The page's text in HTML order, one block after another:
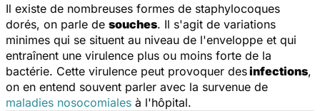
Il existe de nombreuses formes de staphylocoques
dorés, on parle de souches. Il s'agit de variations
minimes qui se situent au niveau de l'enveloppe et qui
entraînent une virulence plus ou moins forte de la
bactérie. Cette virulence peut provoquer desinfections,
on en entend souvent parler avec la survenue de
maladies nosocomiales à l'hôpital.